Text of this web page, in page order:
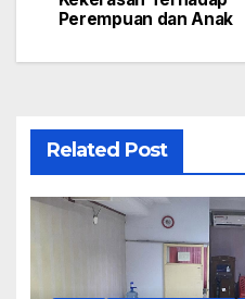
pos
Perempuan dan Anak
Related Post